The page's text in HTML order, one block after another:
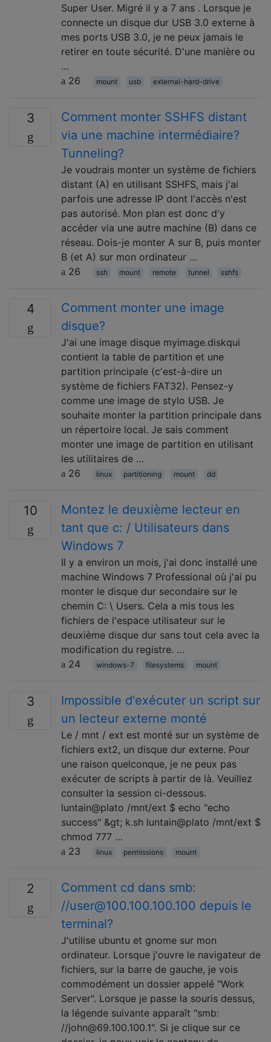
Super User. Migré il y a 7 ans . Lorsque je
connecte un disque dur USB 3.0 externe à
mes ports USB 3.0, je ne peux jamais le
retirer en toute sécurité. D'une manière ou
…
26
mount usb external-hard-drive
3
Comment monter SSHFS distant
via une machine intermédiaire?
Tunneling?
Je voudrais monter un système de fichiers
distant (A) en utilisant SSHFS, mais j'ai
parfois une adresse IP dont l'accès n'est
pas autorisé. Mon plan est donc d'y
accéder via une autre machine (B) dans ce
réseau. Dois-je monter A sur B, puis monter
B (et A) sur mon ordinateur …
26
ssh mount remote tunnel sshfs
4
Comment monter une image
disque?
J'ai une image disque myimage.diskqui
contient la table de partition et une
partition principale (c'est-à-dire un
système de fichiers FAT32). Pensez-y
comme une image de stylo USB. Je
souhaite monter la partition principale dans
un répertoire local. Je sais comment
monter une image de partition en utilisant
les utilitaires de …
26
linux partitioning mount dd
10
Montez le deuxième lecteur en
tant que c: / Utilisateurs dans
Windows 7
Il y a environ un mois, j'ai donc installé une
machine Windows 7 Professional où j'ai pu
monter le disque dur secondaire sur le
chemin C: \ Users. Cela a mis tous les
fichiers de l'espace utilisateur sur le
deuxième disque dur sans tout cela avec la
modification du registre. …
24
windows-7 filesystems mount
3
Impossible d'exécuter un script sur
un lecteur externe monté
Le / mnt / ext est monté sur un système de
fichiers ext2, un disque dur externe. Pour
une raison quelconque, je ne peux pas
exécuter de scripts à partir de là. Veuillez
consulter la session ci-dessous.
luntain@plato /mnt/ext $ echo "echo
success" &gt; k.sh luntain@plato /mnt/ext $
chmod 777 …
23
linux permissions mount
2
Comment cd dans smb:
//user@100.100.100.100 depuis le
terminal?
J'utilise ubuntu et gnome sur mon
ordinateur. Lorsque j'ouvre le navigateur de
fichiers, sur la barre de gauche, je vois
commodément un dossier appelé "Work
Server". Lorsque je passe la souris dessus,
la légende suivante apparaît "smb:
//john@69.100.100.1". Si je clique sur ce